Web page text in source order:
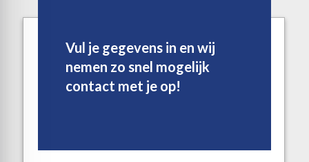
Vul je gegevens in en wij
nemen zo snel mogelijk
contact met je op!